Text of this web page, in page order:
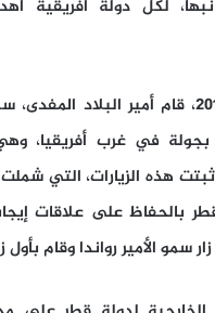
لكل دولة أفريقية
في ديسمبر 2017، قام أمير البلاد
في غرب أفريقيا،
هذه الزيارات، التي
بالحفاظ على علاقات